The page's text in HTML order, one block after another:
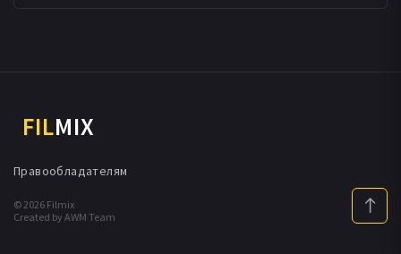
FILMIX
© 2026 Filmix
Created by AWM Team
Правообладателям